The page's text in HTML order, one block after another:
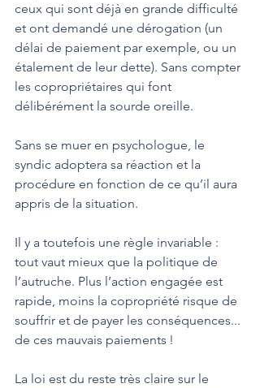
ceux qui sont déjà en grande difficulté
et ont demandé une dérogation (un
délai de paiement par exemple, ou un
étalement de leur dette). Sans compter
les copropriétaires qui font
délibérément la sourde oreille.
Sans se muer en psychologue, le
syndic adoptera sa réaction et la
procédure en fonction de ce qu’il aura
appris de la situation.
Il y a toutefois une règle invariable :
tout vaut mieux que la politique de
l’autruche. Plus l’action engagée est
rapide, moins la copropriété risque de
souffrir et de payer les conséquences...
de ces mauvais paiements !
La loi est du reste très claire sur le